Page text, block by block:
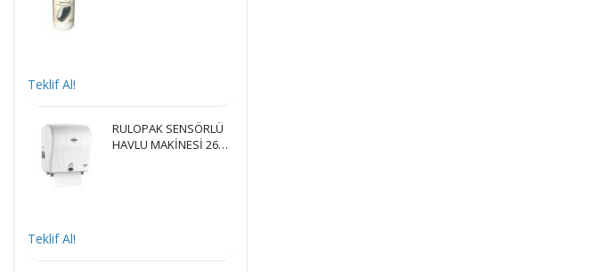
Teklif Al!
RULOPAK SENSÖRLÜ
HAVLU MAKİNESİ 26
Teklif Al!